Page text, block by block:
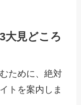
大見どころ
ために、絶対
トを案内しま